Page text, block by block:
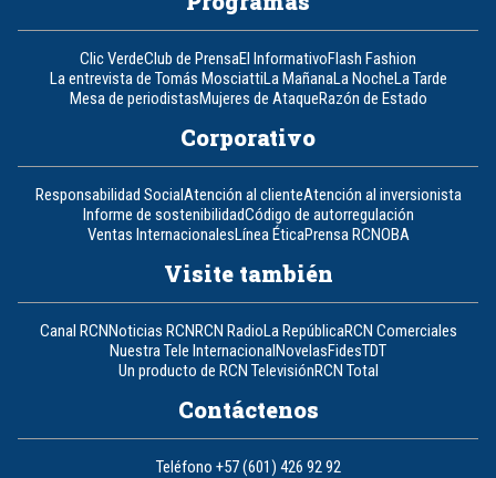
Clic VerdeClub de PrensaEl InformativoFlash Fashion
La entrevista de Tomás MosciattiLa MañanaLa NocheLa Tarde
Mesa de periodistasMujeres de AtaqueRazón de Estado
Corporativo
Responsabilidad SocialAtención al clienteAtención al inversionista
Informe de sostenibilidadCódigo de autorregulación
Ventas InternacionalesLínea ÉticaPrensa RCNOBA
Visite también
Canal RCNNoticias RCNRCN RadioLa RepúblicaRCN Comerciales
Nuestra Tele InternacionalNovelasFidesTDT
Un producto de RCN TelevisiónRCN Total
Contáctenos
Teléfono +57 (601) 426 92 92